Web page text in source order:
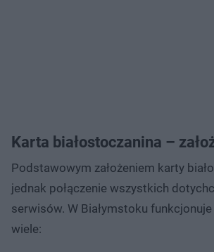
Karta białostoczanina –
Podstawowym założeniem karty
jednak połączenie wszystkich
serwisów. W Białymstoku
wiele: